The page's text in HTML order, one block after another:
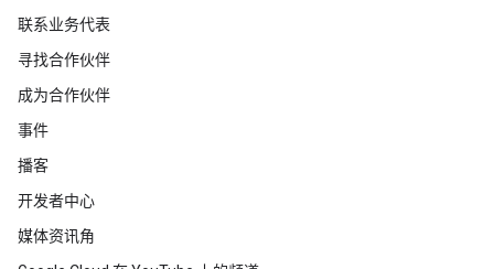
联系业务代表
寻找合作伙伴
成为合作伙伴
事件
播客
开发者中心
媒体资讯角